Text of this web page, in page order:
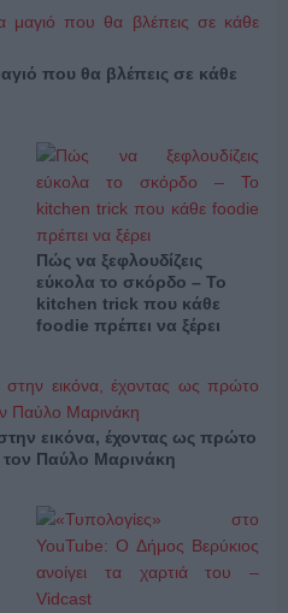
που θα βλέπεις σε κάθε
Πώς να ξεφλουδίζεις
εύκολα το σκόρδο – Το
kitchen trick που κάθε
foodie πρέπει να ξέρει
εικόνα, έχοντας ως πρώτο
Παύλο Μαρινάκη